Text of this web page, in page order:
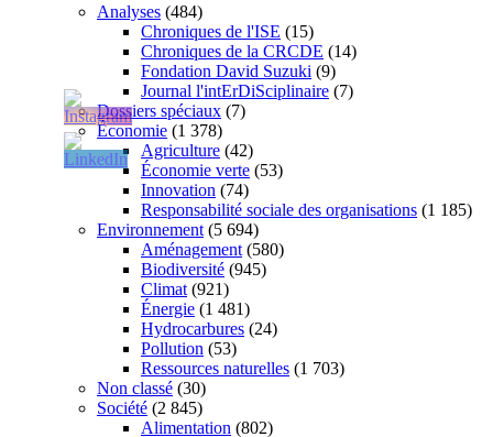
Analyses (484)
Chroniques de l'ISE (15)
Chroniques de la CRCDE (14)
Fondation David Suzuki (9)
Journal l'intErDiSciplinaire (7)
Dossiers spéciaux (7)
Économie (1 378)
Agriculture (42)
Économie verte (53)
Innovation (74)
Responsabilité sociale des organisations (1 185)
Environnement (5 694)
Aménagement (580)
Biodiversité (945)
Climat (921)
Énergie (1 481)
Hydrocarbures (24)
Pollution (53)
Ressources naturelles (1 703)
Non classé (30)
Société (2 845)
Alimentation (802)